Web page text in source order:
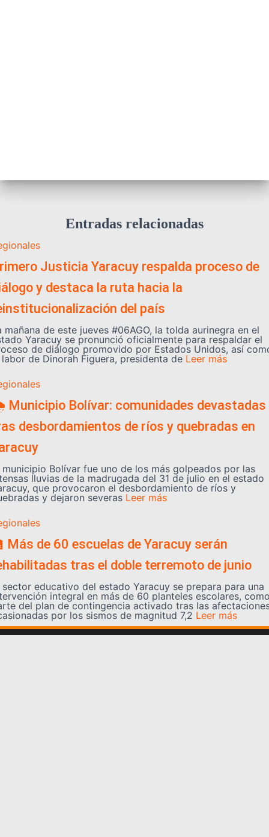
Entradas relacionadas
Justicia Yaracuy respalda proceso de
y destaca la ruta hacia la
del país
mañana de este jueves #06AGO, la tolda aurinegra en el
Yaracuy se pronunció oficialmente para respaldar el
de diálogo promovido por Estados Unidos, así
de Dinorah Figuera, presidenta de Leer más
Bolívar: comunidades devastadas
desbordamientos de ríos y quebradas en
municipio Bolívar fue uno de los más golpeados por las
lluvias de la madrugada del 31 de julio en el estado
que provocaron el desbordamiento de ríos y
y dejaron severas Leer más
Más de 60 escuelas de Yaracuy serán
tras el doble terremoto de junio
sector educativo del estado Yaracuy se prepara para una
integral en más de 60 planteles escolares,
del plan de contingencia activado tras las
por los sismos de magnitud 7,2 Leer más